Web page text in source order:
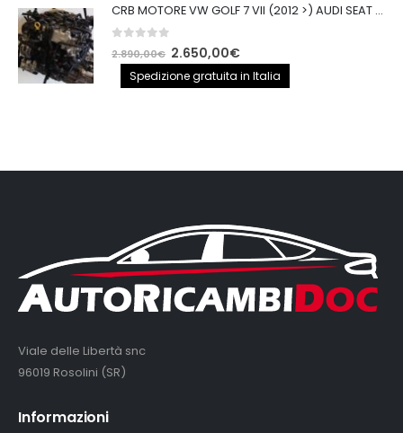
CRB MOTORE VW GOLF 7 VII (2012 >) AUDI SEAT 2.0TDI 150CV CRB IMPIANTO BOSCH
out of 5
2.890,00€ Il
prezzo
originale
2.650,00€Il
prezzo
attuale
Spedizione gratuita in Italia
Viale delle Libertà snc
96019 Rosolini (SR)
Informazioni